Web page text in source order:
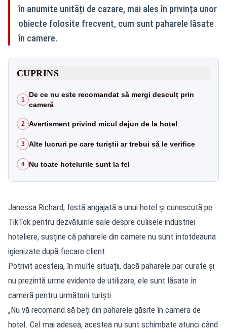
în anumite unități de cazare, mai ales în privința unor
obiecte folosite frecvent, cum sunt paharele lăsate
în camere.
CUPRINS
1
De ce nu este recomandat să mergi desculț prin
cameră
2 Avertisment privind micul dejun de la hotel
3 Alte lucruri pe care turiștii ar trebui să le verifice
4 Nu toate hotelurile sunt la fel
Janessa Richard, fostă angajată a unui hotel și cunoscută pe
TikTok pentru dezvăluirile sale despre culisele industriei
hoteliere, susține că paharele din camere nu sunt întotdeauna
igienizate după fiecare client.
Potrivit acesteia, în multe situații, dacă paharele par curate și
nu prezintă urme evidente de utilizare, ele sunt lăsate în
cameră pentru următorii turiști.
„Nu vă recomand să beți din paharele găsite în camera de
hotel. Cel mai adesea, acestea nu sunt schimbate atunci când